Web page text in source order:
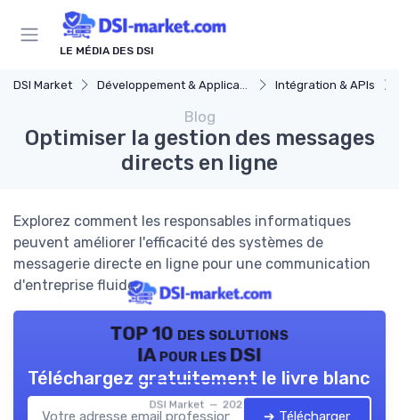
LE MÉDIA DES DSI
DSI Market Développement & Applications Intégration & APIs
Blog
Optimiser la gestion des messages
directs en ligne
Explorez comment les responsables informatiques
peuvent améliorer l'efficacité des systèmes de
messagerie directe en ligne pour une communication
d'entreprise fluide.
TOP 10 des solutions
IA pour les DSI
DSI Market — 2026
Téléchargez gratuitement le livre blanc
➔ Télécharger
Panneau de gestion des cookies